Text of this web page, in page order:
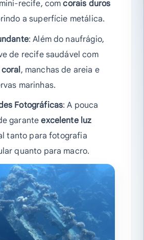
recife, comcorais duros
a superfície metálica.
: Além do naufrágio,
de recife saudável com
, manchas de areia e
marinhas.
Fotográficas: A pouca
garanteexcelente luz
tanto para fotografia
quanto para macro.